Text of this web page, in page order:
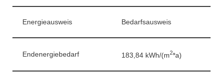
Energieausweis Bedarfsausweis
Endenergiebedarf 183,84 kWh/(m2*a)